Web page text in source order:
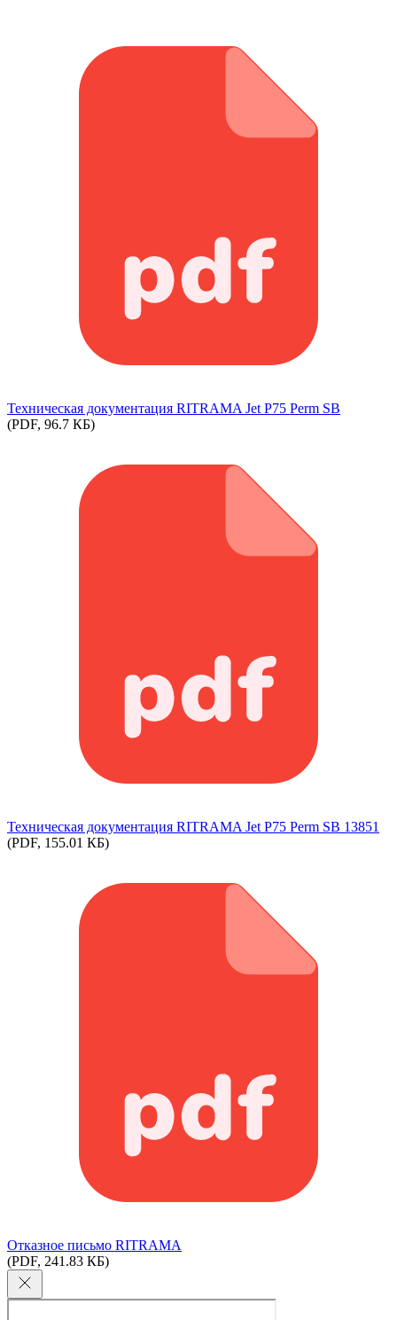
Техническая документация RITRAMA Jet P75 Perm SB
(PDF, 96.7 КБ)
Техническая документация RITRAMA Jet P75 Perm SB 13851
(PDF, 155.01 КБ)
Отказное письмо RITRAMA
(PDF, 241.83 КБ)